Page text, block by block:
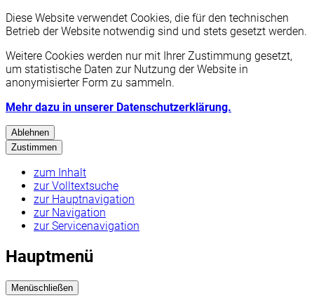
Diese Website verwendet Cookies, die für den technischen
Betrieb der Website notwendig sind und stets gesetzt werden.
Weitere Cookies werden nur mit Ihrer Zustimmung gesetzt,
um statistische Daten zur Nutzung der Website in
anonymisierter Form zu sammeln.
Mehr dazu in unserer Datenschutzerklärung.
Ablehnen
Zustimmen
zum Inhalt
zur Volltextsuche
zur Hauptnavigation
zur Navigation
zur Servicenavigation
Hauptmenü
Menüschließen